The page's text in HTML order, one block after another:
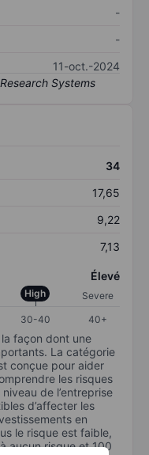
-
-
11-oct.-2024
34
17,65
9,22
7,13
Élevé
High
Severe
30-40 40+
façon dont une
La catégorie
conçue pour aider
les risques
de l’entreprise
d’affecter les
en
le risque est faible,
aucun risque et 100